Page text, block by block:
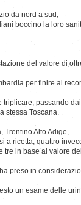
da nord a sud,
boccino la loro
del valore di
per finire al
triplicare, passando dai
stessa Toscana.
Trentino Alto Adige,
a ricetta, quattro
tre in base al valore
preso in
un esame delle